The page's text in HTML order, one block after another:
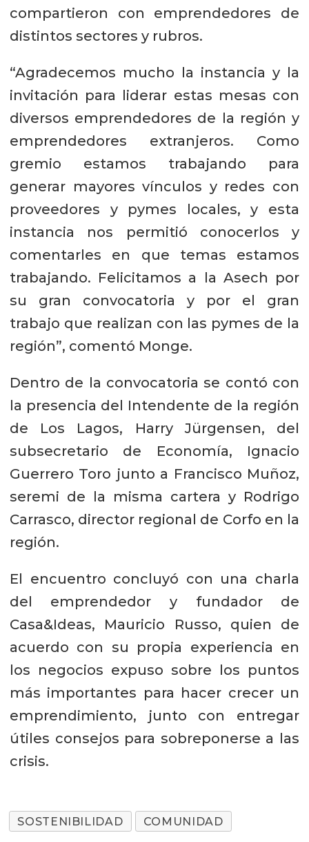
compartieron con emprendedores de
distintos sectores y rubros.
“Agradecemos mucho la instancia y la
invitación para liderar estas mesas con
diversos emprendedores de la región y
emprendedores extranjeros. Como
gremio estamos trabajando para
generar mayores vínculos y redes con
proveedores y pymes locales, y esta
instancia nos permitió conocerlos y
comentarles en que temas estamos
trabajando. Felicitamos a la Asech por
su gran convocatoria y por el gran
trabajo que realizan con las pymes de la
región”, comentó Monge.
Dentro de la convocatoria se contó con
la presencia del Intendente de la región
de Los Lagos, Harry Jürgensen, del
subsecretario de Economía, Ignacio
Guerrero Toro junto a Francisco Muñoz,
seremi de la misma cartera y Rodrigo
Carrasco, director regional de Corfo en la
región.
El encuentro concluyó con una charla
del emprendedor y fundador de
Casa&Ideas, Mauricio Russo, quien de
acuerdo con su propia experiencia en
los negocios expuso sobre los puntos
más importantes para hacer crecer un
emprendimiento, junto con entregar
útiles consejos para sobreponerse a las
crisis.
SOSTENIBILIDAD COMUNIDAD